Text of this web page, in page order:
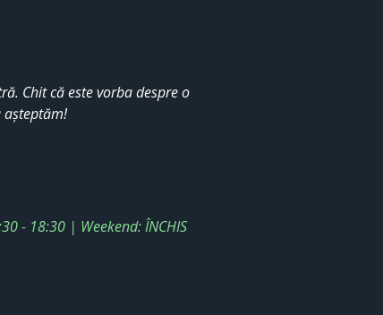
Chit că este vorba despre o
așteptăm!
- 18:30 | Weekend: ÎNCHIS